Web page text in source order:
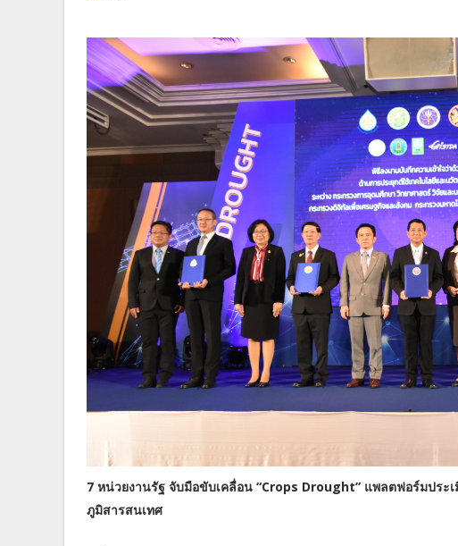
7 หน่วยงานรัฐ จับมือขับเคลื่อน “Crops Drought” แพลตฟอร์มประ
ภูมิสารสนเทศ